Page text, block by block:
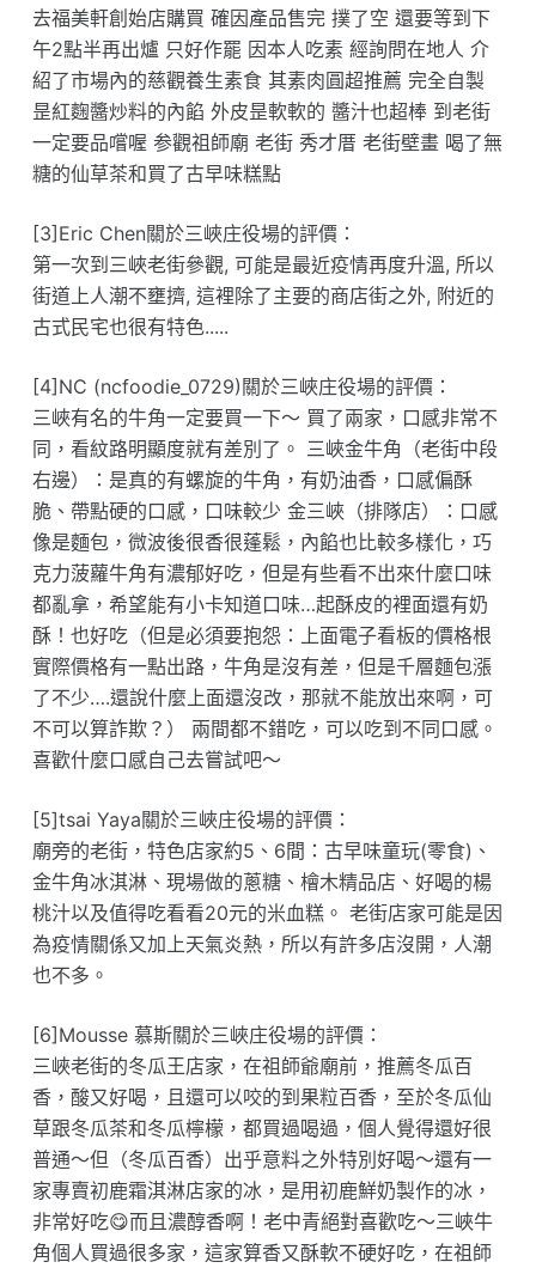
去福美軒創始店購買 確因產品售完 撲了空 還要等到下
午2點半再出爐 只好作罷 因本人吃素 經詢問在地人 介
紹了市場內的慈觀養生素食 其素肉圓超推薦 完全自製
昰紅麴醬炒料的內餡 外皮昰軟軟的 醬汁也超棒 到老街
一定要品嚐喔 参觀祖師廟 老街 秀才厝 老街壁畫 喝了無
糖的仙草茶和買了古早味糕點
[3]Eric Chen關於三峽庄役場的評價：
第一次到三峽老街參觀, 可能是最近疫情再度升溫, 所以
街道上人潮不壅擠, 這裡除了主要的商店街之外, 附近的
古式民宅也很有特色.....
[4]NC (ncfoodie_0729)關於三峽庄役場的評價：
三峽有名的牛角一定要買一下～ 買了兩家，口感非常不
同，看紋路明顯度就有差別了。 三峽金牛角（老街中段
右邊）：是真的有螺旋的牛角，有奶油香，口感偏酥
脆、帶點硬的口感，口味較少 金三峽（排隊店）：口感
像是麵包，微波後很香很蓬鬆，內餡也比較多樣化，巧
克力菠蘿牛角有濃郁好吃，但是有些看不出來什麼口味
都亂拿，希望能有小卡知道口味…起酥皮的裡面還有奶
酥！也好吃（但是必須要抱怨：上面電子看板的價格根
實際價格有一點出路，牛角是沒有差，但是千層麵包漲
了不少….還說什麼上面還沒改，那就不能放出來啊，可
不可以算詐欺？） 兩間都不錯吃，可以吃到不同口感。
喜歡什麼口感自己去嘗試吧～
[5]tsai Yaya關於三峽庄役場的評價：
廟旁的老街，特色店家約5、6間：古早味童玩(零食)、
金牛角冰淇淋、現場做的蔥糖、檜木精品店、好喝的楊
桃汁以及值得吃看看20元的米血糕。 老街店家可能是因
為疫情關係又加上天氣炎熱，所以有許多店沒開，人潮
也不多。
[6]Mousse 慕斯關於三峽庄役場的評價：
三峽老街的冬瓜王店家，在祖師爺廟前，推薦冬瓜百
香，酸又好喝，且還可以咬的到果粒百香，至於冬瓜仙
草跟冬瓜茶和冬瓜檸檬，都買過喝過，個人覺得還好很
普通～但（冬瓜百香）出乎意料之外特別好喝～還有一
家專賣初鹿霜淇淋店家的冰，是用初鹿鮮奶製作的冰，
非常好吃😋而且濃醇香啊！老中青絕對喜歡吃～三峽牛
角個人買過很多家，這家算香又酥軟不硬好吃，在祖師